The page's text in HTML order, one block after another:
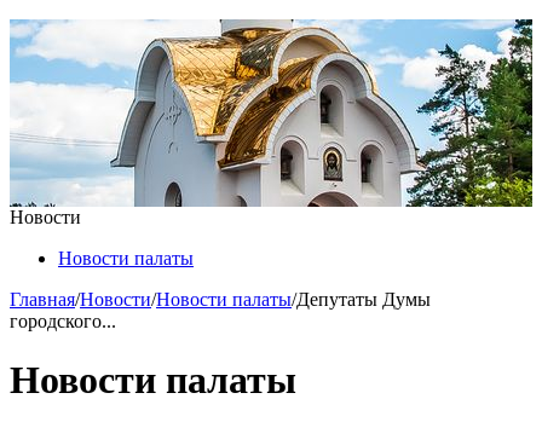
Новости
Новости палаты
Главная/Новости/Новости палаты/Депутаты Думы
городского...
Новости палаты